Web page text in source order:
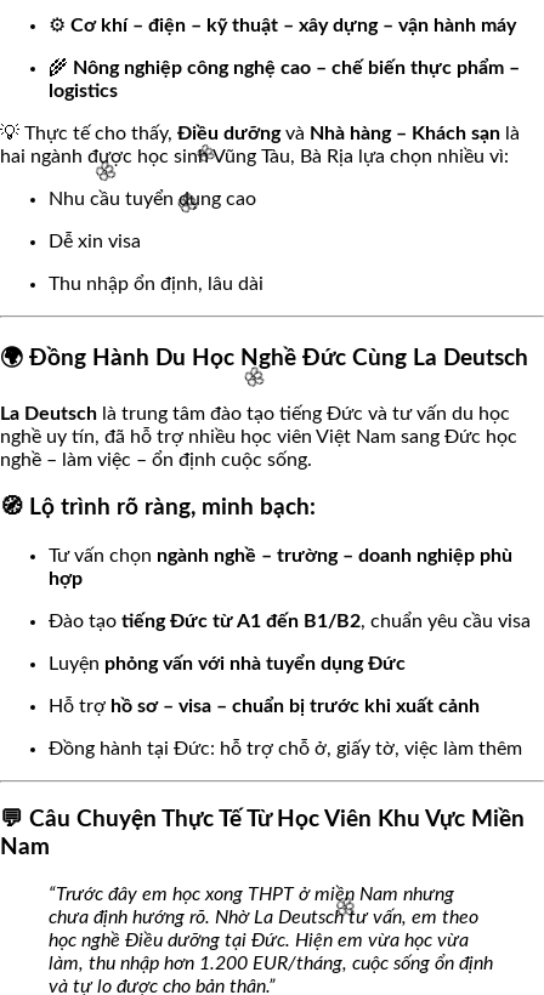
🌸
⚙️ Cơ khí – điện – kỹ thuật – xây dựng – vận hành máy
🌾 Nông nghiệp công nghệ cao – chế biến thực phẩm –
logistics
💡 Thực tế cho thấy, Điều dưỡngvà Nhà hàng – Khách sạn là
hai ngành được học sinh Vũng Tàu, Bà Rịa lựa chọn nhiều vì:
Nhu cầu tuyển dụng cao
Dễ xin visa
Thu nhập ổn định, lâu dài
🌍 Đồng Hành Du Học Nghề Đức Cùng La Deutsch
La Deutsch là trung tâm đào tạo tiếng Đức và tư vấn du học
nghề uy tín, đã hỗ trợ nhiều học viên Việt Nam sang Đức học
nghề – làm việc – ổn định cuộc sống.
🧭 Lộ trình rõ ràng, minh bạch:
Tư vấn chọn ngành nghề – trường – doanh nghiệp phù
hợp
Đào tạo tiếng Đức từ A1 đến B1/B2, chuẩn yêu cầu visa
Luyện phỏng vấn với nhà tuyển dụng Đức
Hỗ trợ hồ sơ – visa – chuẩn bị trước khi xuất cảnh
Đồng hành tại Đức: hỗ trợ chỗ ở, giấy tờ, việc làm thêm
💬 Câu Chuyện Thực Tế Từ Học Viên Khu Vực Miền
Nam
“Trước đây em học xong THPT ở miền Nam nhưng
chưa định hướng rõ. Nhờ La Deutsch tư vấn, em theo
học nghề Điều dưỡng tại Đức. Hiện em vừa học vừa
làm, thu nhập hơn 1.200 EUR/tháng, cuộc sống ổn định
và tự lo được cho bản thân.”